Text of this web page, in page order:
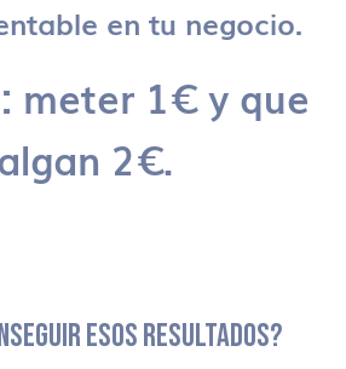
en tu negocio.
meter 1€ y que
2€.
ESOS RESULTADOS?